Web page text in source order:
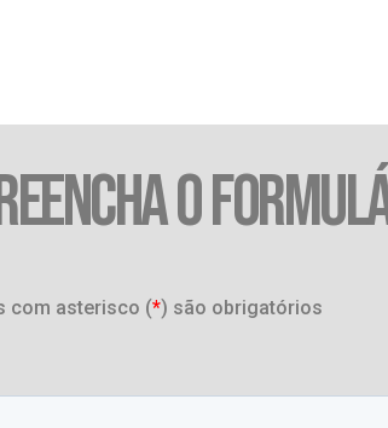
O
com asterisco (*) são obrigatórios